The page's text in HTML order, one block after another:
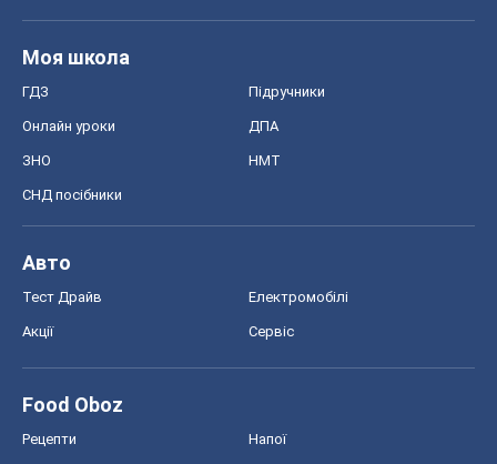
Моя школа
ГДЗ Підручники
Онлайн уроки ДПА
ЗНО НМТ
СНД посібники
Авто
Тест Драйв Електромобілі
Акції Сервіс
Food Oboz
Рецепти Напої